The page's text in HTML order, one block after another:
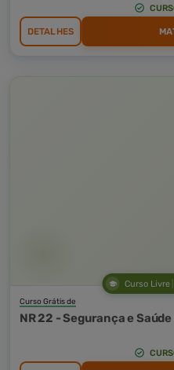
DETALHES
Curso Livre
Curso Grátis de
NR 22 - Segurança e